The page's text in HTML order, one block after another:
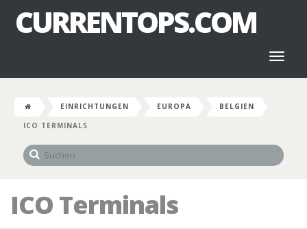
CURRENTOPS.COM
EINRICHTUNGEN EUROPA
BELGIEN
ICO TERMINALS
ICO Terminals